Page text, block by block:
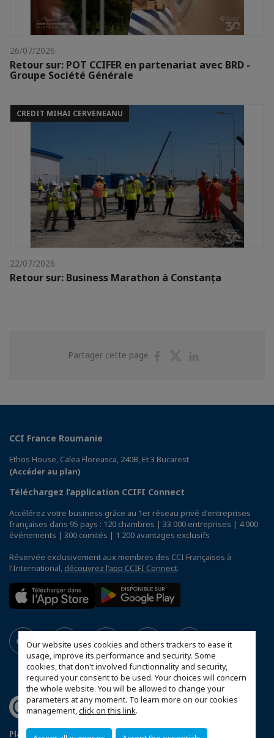
Our website uses cookies and others trackers to ease it
usage, improve its performance and security. Some
cookies, that don't involved functionnality and security,
required your consent to be used. Your choices will concern
the whole website. You will be allowed to change your
parameters at any moment. To learn more on our cookies
management,click on this link.
26/07/2026
Retour sur: POT CCIFER en partenariat avec BRD -
Groupe Société Générale
CREDIT MIHAI CERVENEANU
22/07/2026
Retour sur: Business Marathon à Constanța
Partager cette page
PartagerPartager
CCI France Roumanie
Ethos House, Calea Floreasca, 240B, Et 3 Bucarest
(Accéder au plan)
Téléchargez l’application CCIFI Connect
Accélérez votre business grâce au 1er réseau privé d'entreprises
françaises dans 95 pays : 120 chambres | 33 000 entreprises | 4 000
événements | 300 comités | 1 200 avantages exclusifs
Réservée exclusivement aux membres des CCI Françaises à
l'International, découvrez l'app CCIFI Connect.
Plan du site Statut CCIFER Mentions légales